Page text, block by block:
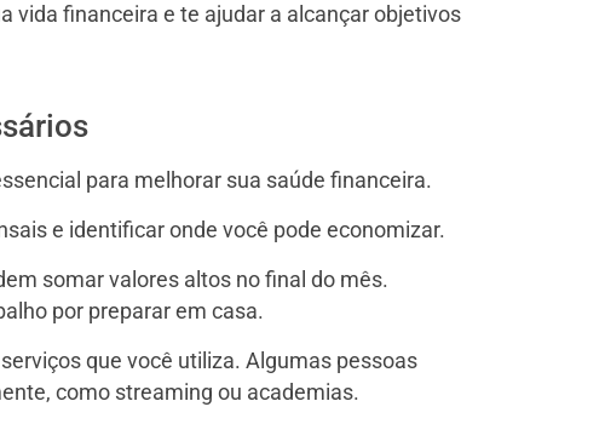
vida financeira e te ajudar a alcançar objetivos
para melhorar sua saúde financeira.
e identificar onde você pode economizar.
somar valores altos no final do mês.
por preparar em casa.
que você utiliza. Algumas pessoas
como streaming ou academias.